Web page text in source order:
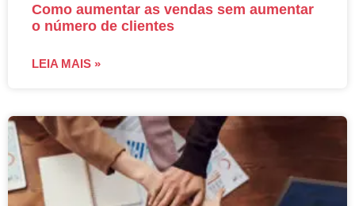
Como aumentar as vendas sem aumentar
o número de clientes
LEIA MAIS »